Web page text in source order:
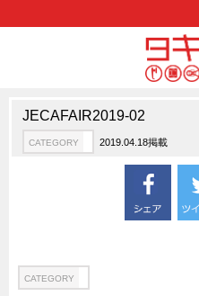
CATEGORY
新製品ロケットニュース
ハイセキュリティ錠前TAKシリー
JECAFAIR2019-02
CATEGORY 2019.04.18掲載
CATEGORY